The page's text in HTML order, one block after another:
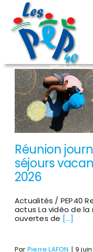
principal
Passer
contenu
CLASSES
MÉDICO-
Réunion
séjours
2026
Actualités / PEP40
actus La vidéo de
ouvertes de [...]
Par Pierre LAFON | 9